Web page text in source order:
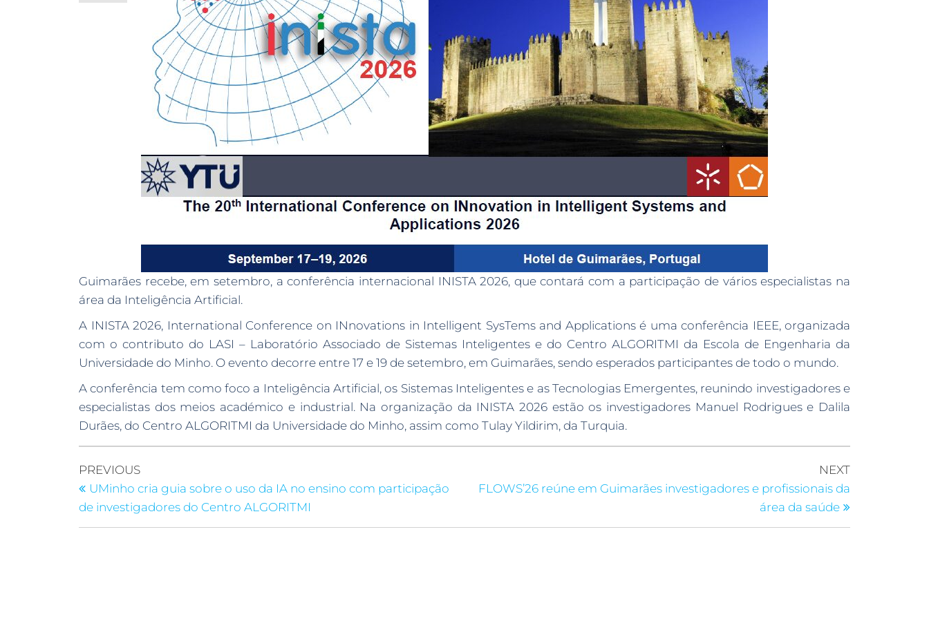
Guimarães recebe, em setembro, a conferência internacional INISTA 2026, que contará com a participação de vários especialistas na
área da Inteligência Artificial.
A INISTA 2026, International Conference on INnovations in Intelligent SysTems and Applications é uma conferência IEEE, organizada
com o contributo do LASI – Laboratório Associado de Sistemas Inteligentes e do Centro ALGORITMI da Escola de Engenharia da
Universidade do Minho. O evento decorre entre 17 e 19 de setembro, em Guimarães, sendo esperados participantes de todo o mundo.
A conferência tem como foco a Inteligência Artificial, os Sistemas Inteligentes e as Tecnologias Emergentes, reunindo investigadores e
especialistas dos meios académico e industrial. Na organização da INISTA 2026 estão os investigadores Manuel Rodrigues e Dalila
Durães, do Centro ALGORITMI da Universidade do Minho, assim como Tulay Yildirim, da Turquia.
PREVIOUS
UMinho cria guia sobre o uso da IA no ensino com participação
de investigadores do Centro ALGORITMI
NEXT
FLOWS’26 reúne em Guimarães investigadores e profissionais da
área da saúde